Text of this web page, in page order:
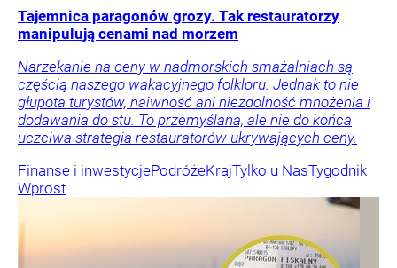
Tajemnica paragonów grozy. Tak restauratorzy
manipulują cenami nad morzem
Narzekanie na ceny w nadmorskich smażalniach są
częścią naszego wakacyjnego folkloru. Jednak to nie
głupota turystów, naiwność ani niezdolność mnożenia i
dodawania do stu. To przemyślana, ale nie do końca
uczciwa strategia restauratorów ukrywających ceny.
Finanse i inwestycjePodróżeKrajTylko u NasTygodnik
Wprost